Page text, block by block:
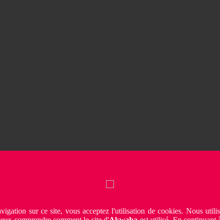
sur ce site, vous acceptez l'utilisation de cookies. Nous